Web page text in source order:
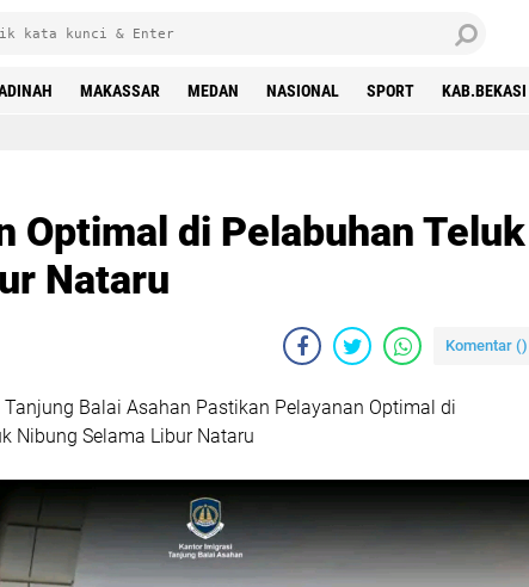
MAKASSAR MEDAN NASIONAL SPORT KAB.BEKASI
Optimal di Pelabuhan Teluk
Nataru
Komentar ()
Balai Asahan Pastikan Pelayanan Optimal di
Nibung Selama Libur Nataru